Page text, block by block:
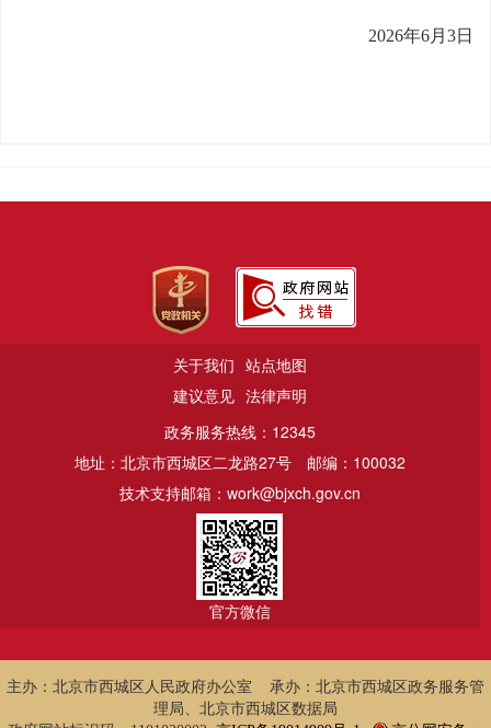
2026年6月 3日
关于我们 站点地图
建议意见 法律声明
政务服务热线：12345
地址：北京市西城区二龙路27号
邮编：100032
技术支持邮箱：work@bjxch.gov.cn
官方微信
主办：北京市西城区人民政府办公室 承办：北京市西城区政务服务管
理局、北京市西城区数据局